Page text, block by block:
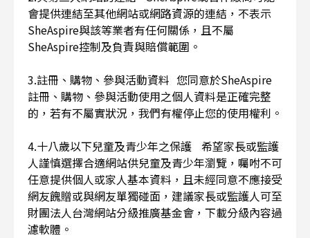
會提供連結至其他網站或網路資源的連結，不表示
SheAspire與該等業者有任何關係，且不屬
SheAspire控制及負責與賠償範圍。
3.註冊、購物、參與活動資料 您同意於SheAspire
註冊、購物、參與活動使用之個人資料是正確完整
的，若有不屬實狀況，我們有權停止您的使用權利。
4.十八歲以下兒童及青少年之保護 希望家長或監護
人謹慎選擇合適網站供兒童及青少年瀏覽，囑咐不可
任意提供個人或家人基本資料，且未經同意不應接受
網友餽贈或與網友單獨碰面，建議家長或監護人可至
財團法人台灣網站分級推廣基金會，下載分級內容過
濾軟體。